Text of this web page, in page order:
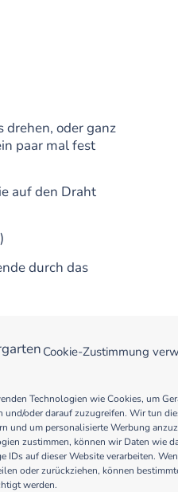
Cookie-Zustimmung
Technologien wie Cookies, um
und/oder darauf zuzugreifen. Wir tun
und um personalisierte Werbung
zustimmen, können wir Daten wie
IDs auf dieser Website verarbeiten.
oder zurückziehen, können
werden.
drehen, oder ganz
paar mal fest
auf den Draht
durch das